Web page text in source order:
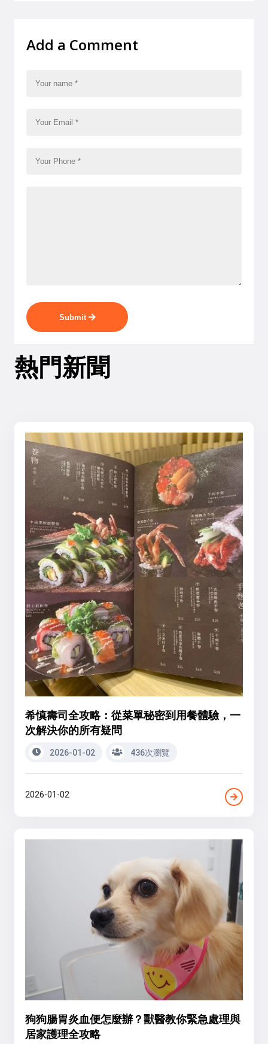
Add a Comment
Submit
熱門新聞
希慎壽司全攻略：從菜單秘密到用餐體驗，一
次解決你的所有疑問
2026-01-02 436次瀏覽
2026-01-02
狗狗腸胃炎血便怎麼辦？獸醫教你緊急處理與
居家護理全攻略